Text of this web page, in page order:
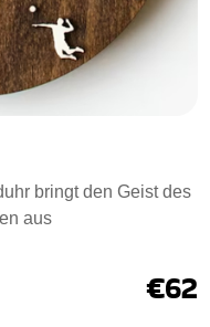
bringt den Geist des
aus
€62